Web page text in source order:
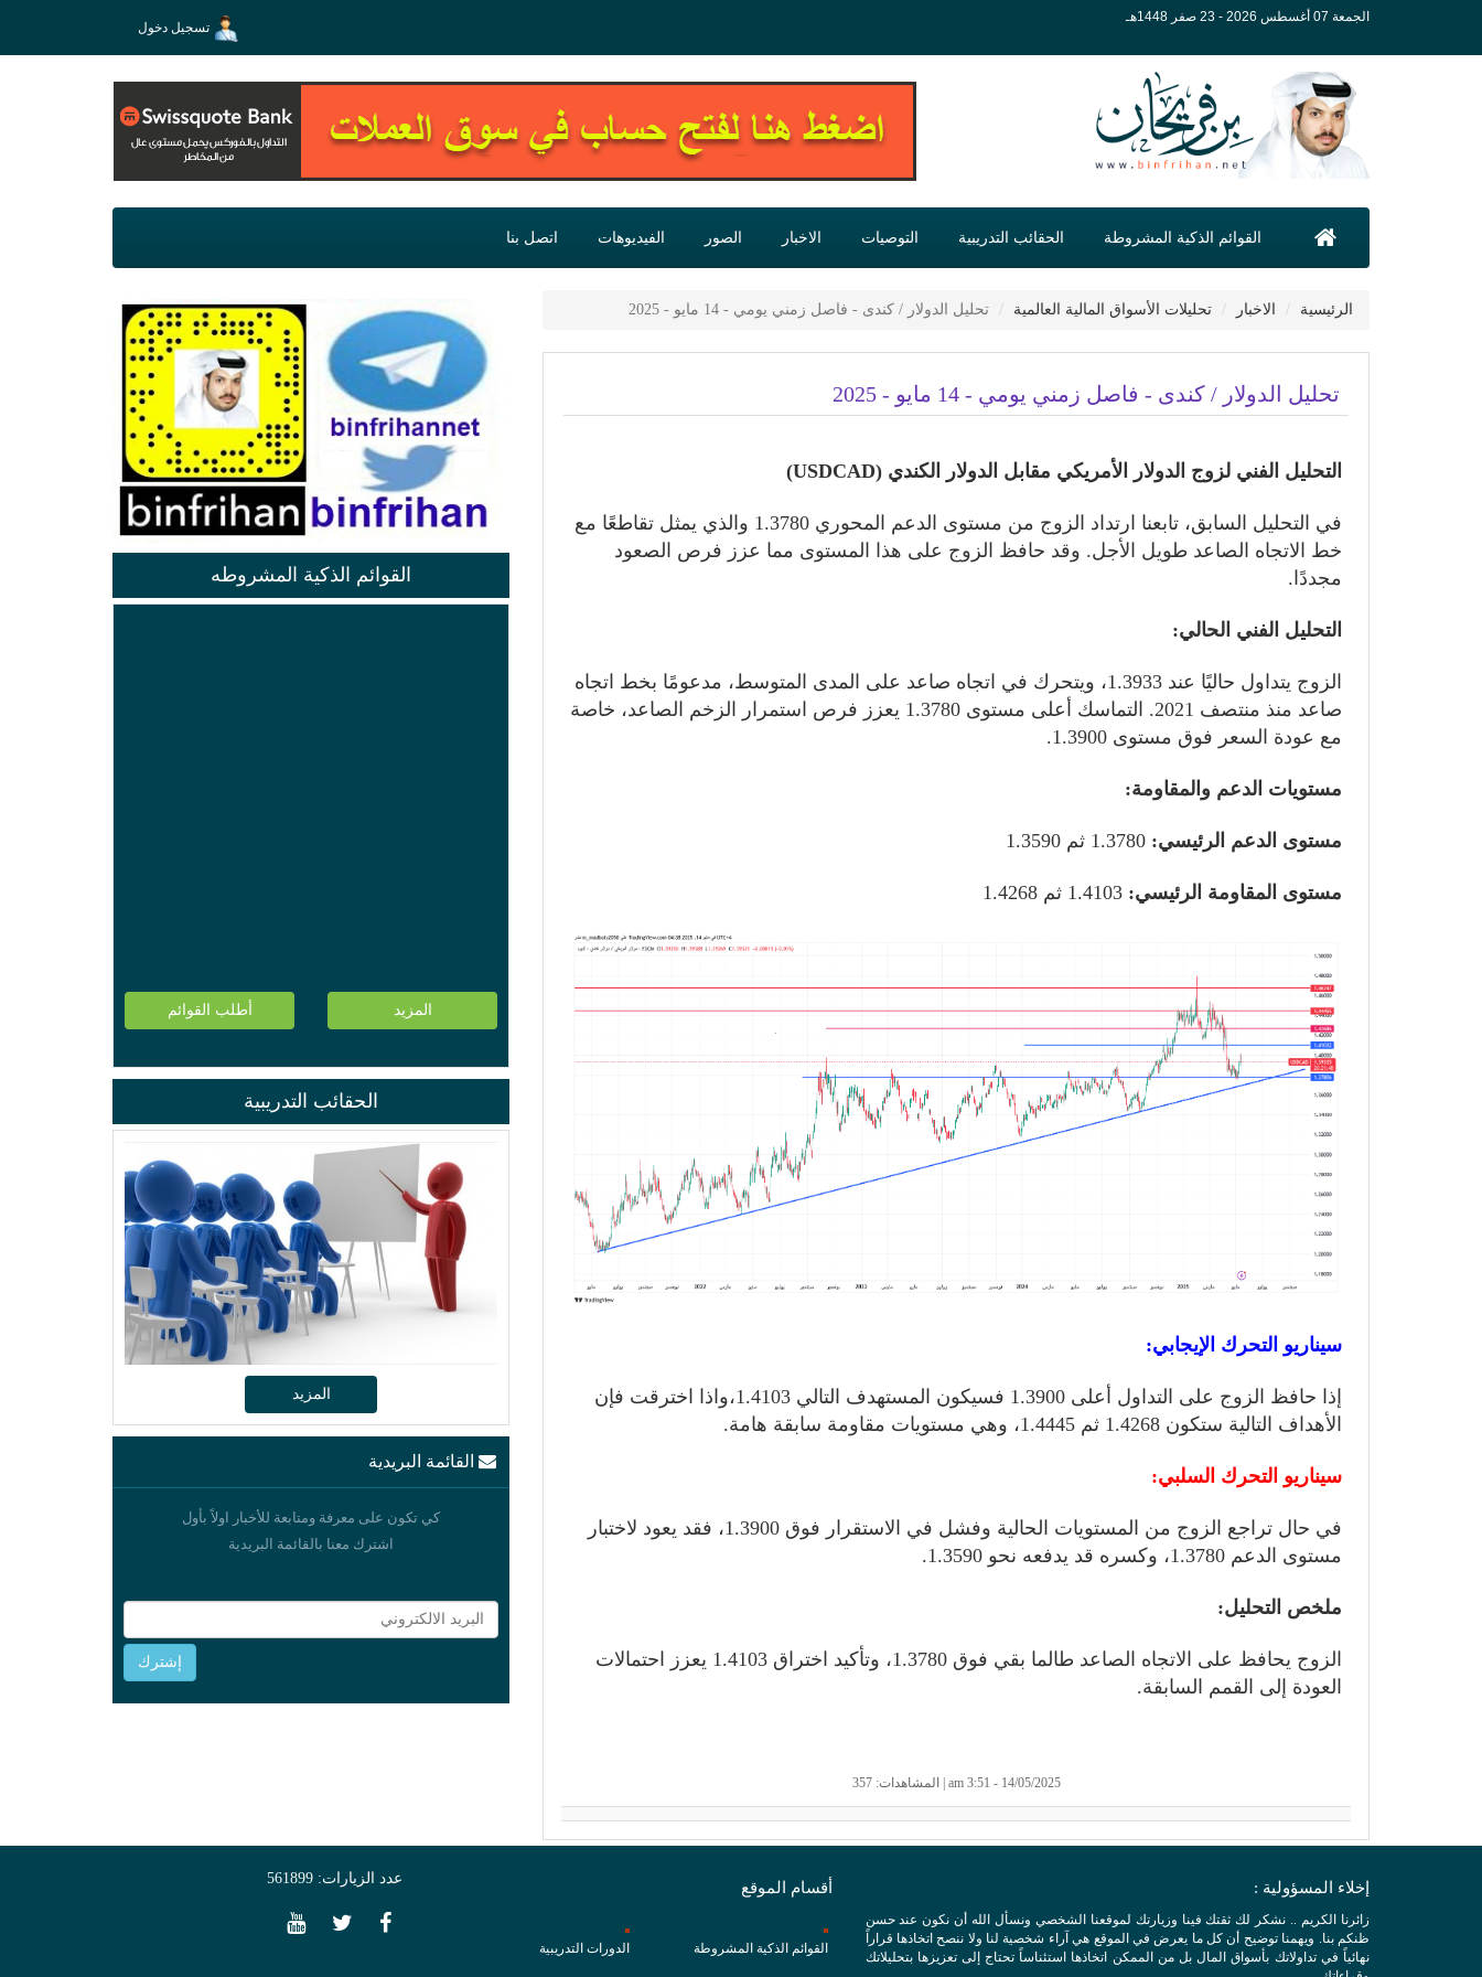
الجمعة 07 أغسطس 2026 - 23 صفر 1448هـ
تسجيل دخول
القوائم الذكية المشروطة الحقائب التدريبية التوصيات الاخبار الصور الفيديوهات اتصل بنا
الرئيسية الاخبار تحليلات الأسواق المالية العالمية تحليل الدولار / كندى - فاصل زمني يومي - 14 مايو - 2025
تحليل الدولار / كندى - فاصل زمني يومي - 14 مايو - 2025
التحليل الفني لزوج الدولار الأمريكي مقابل الدولار الكندي (USDCAD)
في التحليل السابق، تابعنا ارتداد الزوج من مستوى الدعم المحوري 1.3780 والذي يمثل تقاطعًا مع
خط الاتجاه الصاعد طويل الأجل. وقد حافظ الزوج على هذا المستوى مما عزز فرص الصعود
مجددًا.
التحليل الفني الحالي:
الزوج يتداول حاليًا عند 1.3933، ويتحرك في اتجاه صاعد على المدى المتوسط، مدعومًا بخط اتجاه
صاعد منذ منتصف 2021. التماسك أعلى مستوى 1.3780 يعزز فرص استمرار الزخم الصاعد، خاصة
مع عودة السعر فوق مستوى 1.3900.
مستويات الدعم والمقاومة:
مستوى الدعم الرئيسي:
مستوى المقاومة الرئيسي:
سيناريو التحرك الإيجابي:
إذا حافظ الزوج على التداول أعلى 1.3900 فسيكون المستهدف التالي 1.4103،واذا اخترقت فإن
الأهداف التالية ستكون 1.4268 ثم 1.4445، وهي مستويات مقاومة سابقة هامة.
سيناريو التحرك السلبي:
في حال تراجع الزوج من المستويات الحالية وفشل في الاستقرار فوق 1.3900، فقد يعود لاختبار
مستوى الدعم 1.3780، وكسره قد يدفعه نحو 1.3590.
ملخص التحليل:
الزوج يحافظ على الاتجاه الصاعد طالما بقي فوق 1.3780، وتأكيد اختراق 1.4103 يعزز احتمالات
العودة إلى القمم السابقة.
14/05/2025 - 3:51 am | المشاهدات: 357
القوائم الذكية المشروطه
المزيد أطلب القوائم
الحقائب التدريبية
المزيد
القائمة البريدية
كي تكون على معرفة ومتابعة للأخبار اولاً بأول
اشترك معنا بالقائمة البريدية
إخلاء المسؤولية :
زائرنا الكريم .. نشكر لك ثقتك فينا وزيارتك لموقعنا الشخصي ونسأل الله أن نكون عند حسن
ظنكم بنا. ويهمنا توضيح أن كل ما يعرض في الموقع هي آراء شخصية لنا ولا ننصح اتخاذها قراراً
نهائياً في تداولاتك بأسواق المال بل من الممكن اتخاذها استئناساً تحتاج إلى تعزيزها بتحليلاتك
أقسام الموقع
القوائم الذكية المشروطة الدورات التدريبية
عدد الزيارات: 561899